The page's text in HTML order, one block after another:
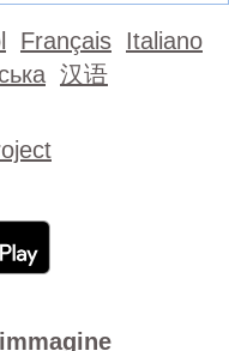
Français Italiano
汉语